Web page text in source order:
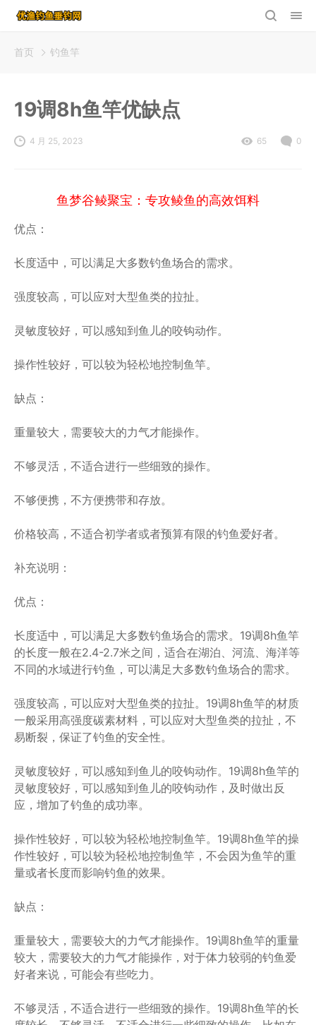
首页 钓鱼竿
19调8h鱼竿优缺点
4 月 25, 2023 65 0
鱼梦谷鲮聚宝：专攻鲮鱼的高效饵料
优点：
长度适中，可以满足大多数钓鱼场合的需求。
强度较高，可以应对大型鱼类的拉扯。
灵敏度较好，可以感知到鱼儿的咬钩动作。
操作性较好，可以较为轻松地控制鱼竿。
缺点：
重量较大，需要较大的力气才能操作。
不够灵活，不适合进行一些细致的操作。
不够便携，不方便携带和存放。
价格较高，不适合初学者或者预算有限的钓鱼爱好者。
补充说明：
优点：
长度适中，可以满足大多数钓鱼场合的需求。19调8h鱼竿
的长度一般在2.4-2.7米之间，适合在湖泊、河流、海洋等
不同的水域进行钓鱼，可以满足大多数钓鱼场合的需求。
强度较高，可以应对大型鱼类的拉扯。19调8h鱼竿的材质
一般采用高强度碳素材料，可以应对大型鱼类的拉扯，不
易断裂，保证了钓鱼的安全性。
灵敏度较好，可以感知到鱼儿的咬钩动作。19调8h鱼竿的
灵敏度较好，可以感知到鱼儿的咬钩动作，及时做出反
应，增加了钓鱼的成功率。
操作性较好，可以较为轻松地控制鱼竿。19调8h鱼竿的操
作性较好，可以较为轻松地控制鱼竿，不会因为鱼竿的重
量或者长度而影响钓鱼的效果。
缺点：
重量较大，需要较大的力气才能操作。19调8h鱼竿的重量
较大，需要较大的力气才能操作，对于体力较弱的钓鱼爱
好者来说，可能会有些吃力。
不够灵活，不适合进行一些细致的操作。19调8h鱼竿的长